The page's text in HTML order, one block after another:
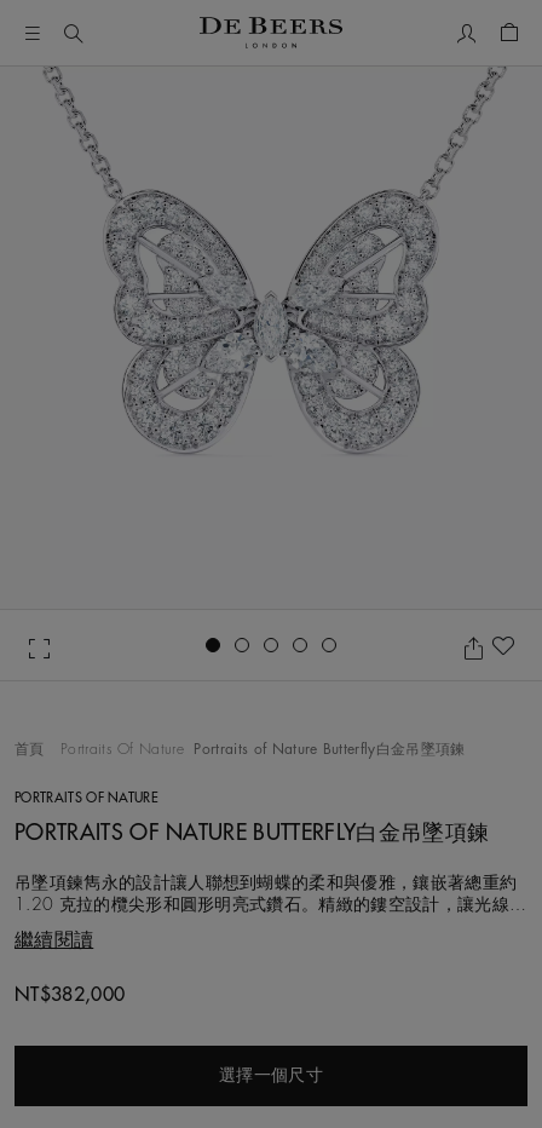
這是一個帶有一張大圖像和下面的縮圖軌道的輪播。使用
首頁 Portraits Of Nature Portraits of Nature Butterfly白金吊墜項鍊
PORTRAITS OF NATURE
PORTRAITS OF NATURE BUTTERFLY白金吊墜項鍊
吊墜項鍊雋永的設計讓人聯想到蝴蝶的柔和與優雅，鑲嵌著總重約
1.20 克拉的欖尖形和圓形明亮式鑽石。精緻的鏤空設計，讓光線得
豐富，鑲有四顆鑽石的鍊條長度可調節。
繼續閱讀
NT$382,000
選擇一個尺寸